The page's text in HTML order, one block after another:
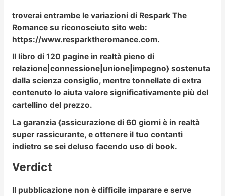
troverai entrambe le variazioni di Respark The
Romance su riconosciuto sito web:
https://www.resparktheromance.com.
Il libro di 120 pagine in realtà pieno di
relazione|connessione|unione|impegno} sostenuta
dalla scienza consiglio, mentre tonnellate di extra
contenuto lo aiuta valore significativamente più del
cartellino del prezzo.
La garanzia {assicurazione di 60 giorni è in realtà
super rassicurante, e ottenere il tuo contanti
indietro se sei deluso facendo uso di book.
Verdict
Il pubblicazione non è difficile imparare e serve